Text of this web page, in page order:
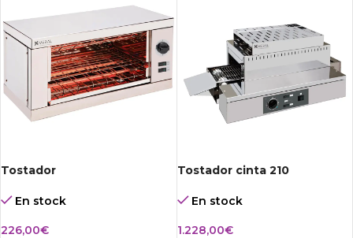
Tostador
En stock
226,00€
Tostador cinta 210
En stock
1.228,00€